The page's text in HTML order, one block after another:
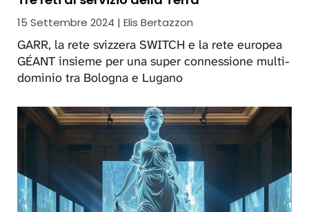
15 Settembre 2024 | Elis Bertazzon
GARR, la rete svizzera SWITCH e la rete europea
GÉANT insieme per una super connessione multi-
dominio tra Bologna e Lugano